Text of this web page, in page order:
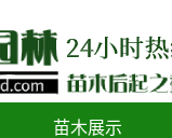
苗木展示